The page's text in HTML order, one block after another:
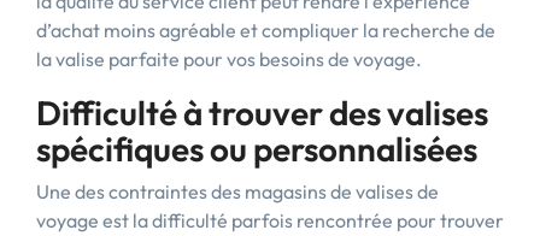
d’achat moins agréable et compliquer la recherche de
la valise parfaite pour vos besoins de voyage.
Difficulté à trouver des valises
spécifiques ou personnalisées
Une des contraintes des magasins de valises de
voyage est la difficulté parfois rencontrée pour trouver